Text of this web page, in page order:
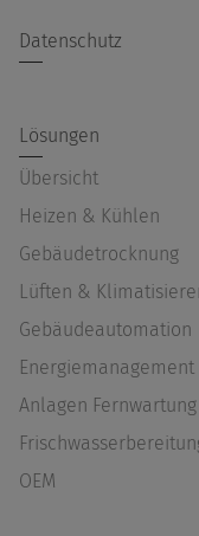
Datenschutz
Lösungen
Übersicht
Heizen & Kühlen
Gebäudetrocknung
Lüften &
Gebäudeautomation
Energiemanagement
Anlagen Fernwartung
OEM